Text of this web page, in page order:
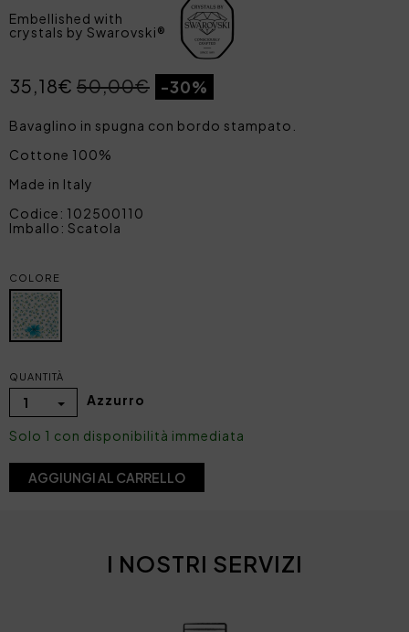
Embellished with
crystals by Swarovski®
35,18€ 50,00€ -30%
Bavaglino in spugna con bordo stampato.
Cottone 100%
Made in Italy
Codice: 102500110
Imballo: Scatola
COLORE
QUANTITÀ
1 Azzurro
Solo 1 con disponibilità immediata
AGGIUNGI AL CARRELLO
I NOSTRI SERVIZI